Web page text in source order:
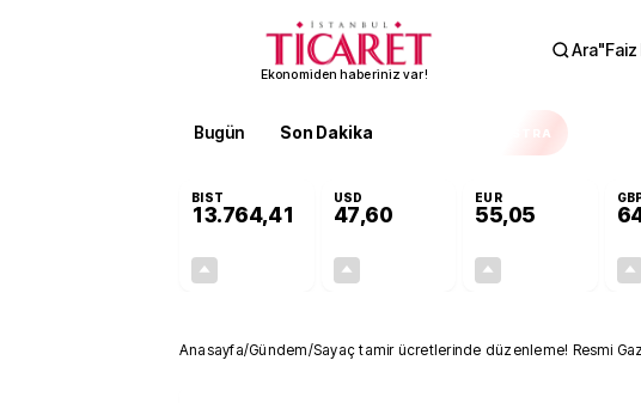
Ekonomiden haberiniz var!
Ara"Faiz
Bugün Son Dakika EKSTRA
BIST
13.764,41
USD
47,60
EUR
55,05
Anasayfa/Gündem/Sayaç tamir ücretlerinde düzenleme! Resmi